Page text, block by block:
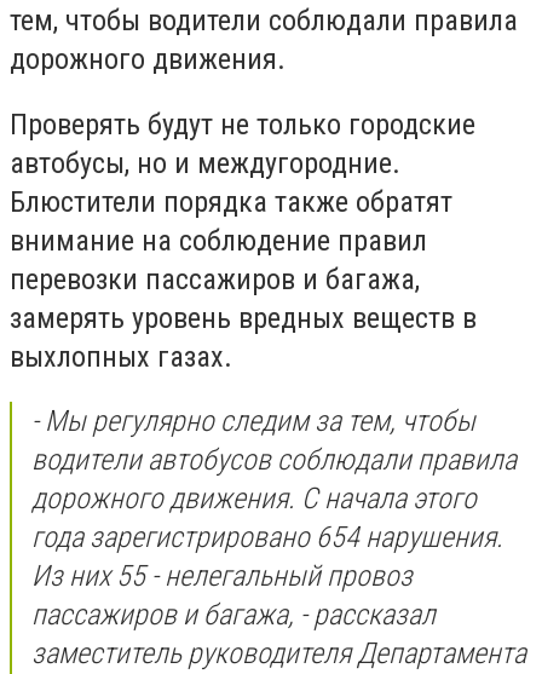
тем, чтобы водители соблюдали правила
дорожного движения.
Проверять будут не только городские
автобусы, но и междугородние.
Блюстители порядка также обратят
внимание на соблюдение правил
перевозки пассажиров и багажа,
замерять уровень вредных веществ в
выхлопных газах.
- Мы регулярно следим за тем, чтобы
водители автобусов соблюдали правила
дорожного движения. С начала этого
года зарегистрировано 654 нарушения.
Из них 55 - нелегальный провоз
пассажиров и багажа, - рассказал
заместитель руководителя Департамента